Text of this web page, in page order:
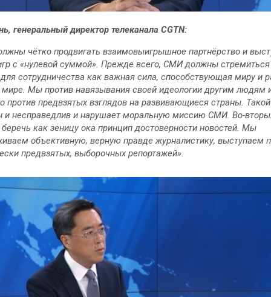
генеральный директор телеканала CGTN:
чётко продвигать взаимовыигрышное партнёрство и
с «нулевой суммой». Прежде всего, СМИ должны стремиться
сотрудничества как важная сила, способствующая миру и
Мы против навязывания своей идеологии другим людям
против предвзятых взглядов на развивающиеся страны.
и несправедлив и нарушает моральную миссию СМИ. Во-
как зеницу ока принцип достоверности новостей. Мы
объективную, верную правде журналистику, выступаем
предвзятых, выборочных репортажей».